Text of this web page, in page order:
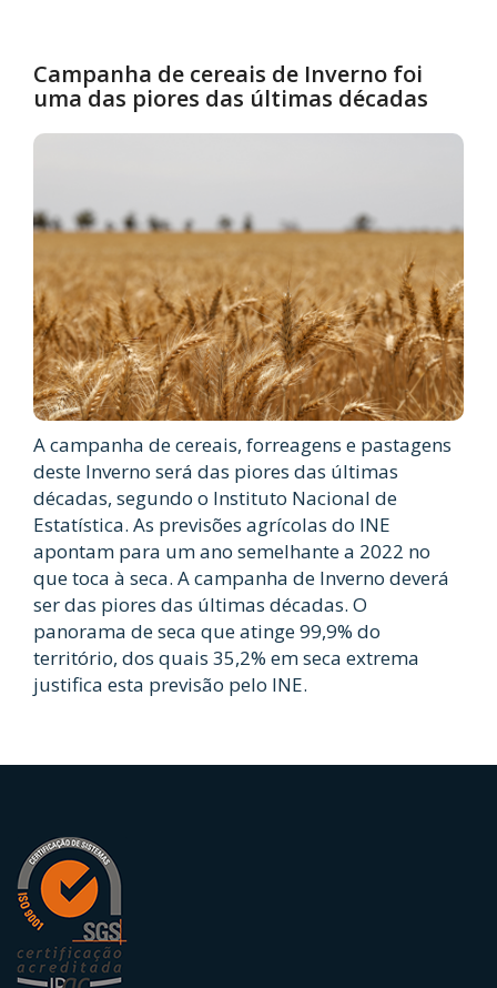
Campanha de cereais de Inverno foi
uma das piores das últimas décadas
A campanha de cereais, forreagens e pastagens
deste Inverno será das piores das últimas
décadas, segundo o Instituto Nacional de
Estatística. As previsões agrícolas do INE
apontam para um ano semelhante a 2022 no
que toca à seca. A campanha de Inverno deverá
ser das piores das últimas décadas. O
panorama de seca que atinge 99,9% do
território, dos quais 35,2% em seca extrema
justifica esta previsão pelo INE.